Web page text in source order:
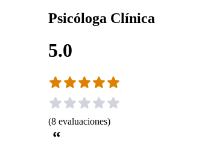
Psicóloga Clínica
5.0
(8 evaluaciones)